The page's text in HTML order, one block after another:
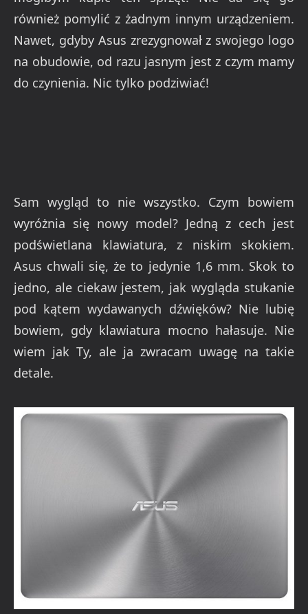
również pomylić z żadnym innym urządzeniem.
Nawet, gdyby Asus zrezygnował z swojego logo
na obudowie, od razu jasnym jest z czym mamy
do czynienia. Nic tylko podziwiać!
Sam wygląd to nie wszystko. Czym bowiem
wyróżnia się nowy model? Jedną z cech jest
podświetlana klawiatura, z niskim skokiem.
Asus chwali się, że to jedynie 1,6 mm. Skok to
jedno, ale ciekaw jestem, jak wygląda stukanie
pod kątem wydawanych dźwięków? Nie lubię
bowiem, gdy klawiatura mocno hałasuje. Nie
wiem jak Ty, ale ja zwracam uwagę na takie
detale.